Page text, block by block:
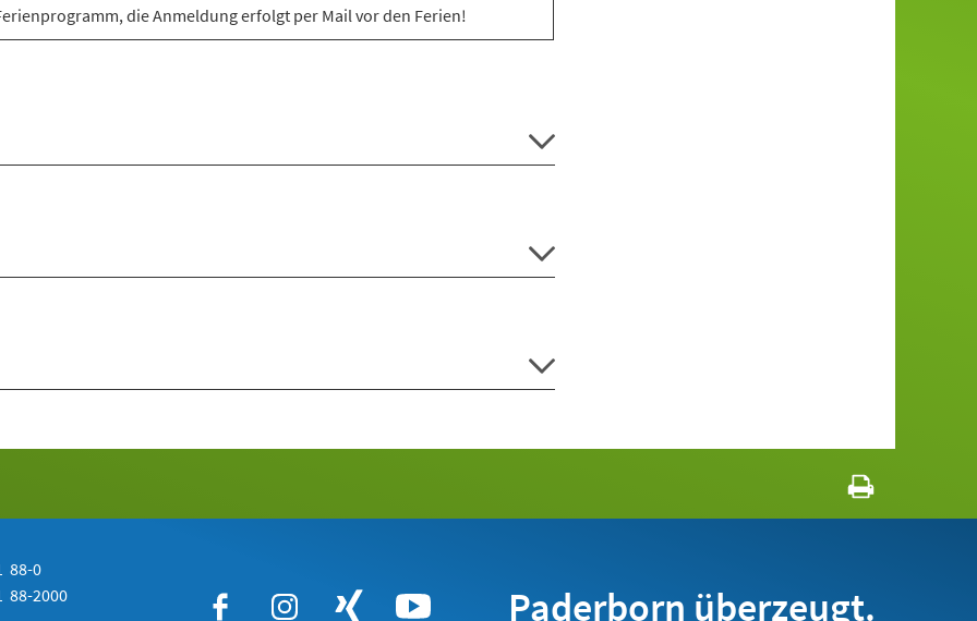
die Anmeldung erfolgt per Mail vor den Ferien!
88-0
88-2000 Paderborn überzeugt.